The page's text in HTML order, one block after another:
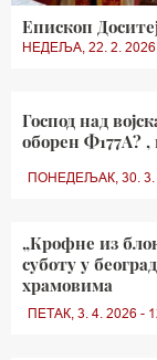
Епископ
НЕДЕЉА, 22. 2. 2026
Господ над
оборен Ф177А? ,
ПОНЕДЕЉАК, 30. 3.
„Крофне из
суботу у
храмовима
ПЕТАК, 3. 4. 2026 -